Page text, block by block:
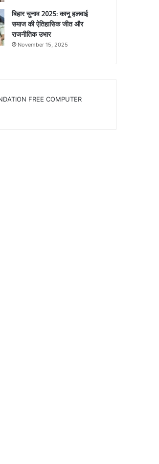
बिहार चुनाव 2025: कानू हलवाई
समाज की ऐतिहासिक जीत और
राजनीतिक उभार
November 15, 2025